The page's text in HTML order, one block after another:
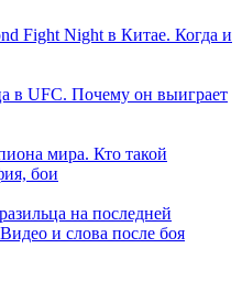
Fight Night в Китае. Когда и
в UFC. Почему он выиграет
мира. Кто такой
бои
на последней
и слова после боя